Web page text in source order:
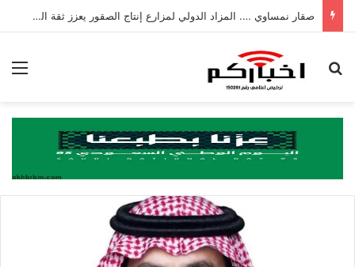
صقار نمساوي …. المزاد الدولي لمزارع إنتاج الصقور يعزز ثقة المزارع الأوروبية
بحث عن